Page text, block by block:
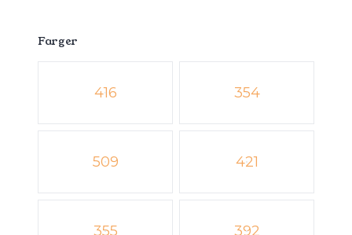
Farger
Velg en Farger
416 354
509 421
355 392